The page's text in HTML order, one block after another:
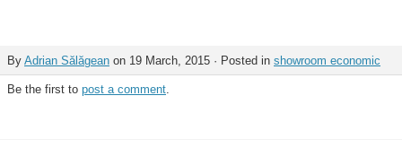
By Adrian Sălăgean on 19 March, 2015 · Posted in showroom economic
Be the first to post a comment.